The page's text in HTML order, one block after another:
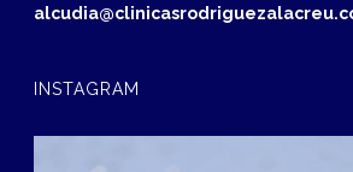
INSTAGRAM